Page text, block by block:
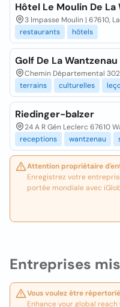
Entreprises
Vous voulez être
Enhance your global reach
Hôtel Le Moulin De La
3 Impasse Moulin | 67610,
restaurants
hôtels
Golf De La Wantzenau
Chemin Départemental 302
terrains
culturelles
Riedinger-balzer
24 A R Gén Leclerc 67610
receptions
wantzenau
Attention propriétaire
Enregistrez votre
portée mondiale avec